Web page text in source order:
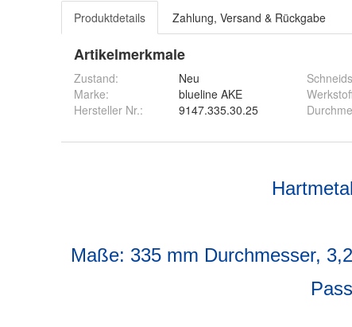
Produktdetails Zahlung, Versand & Rückgabe
Artikelmerkmale
Zustand:
Neu
Marke:
blueline AKE
Hersteller Nr.:
9147.335.30.25